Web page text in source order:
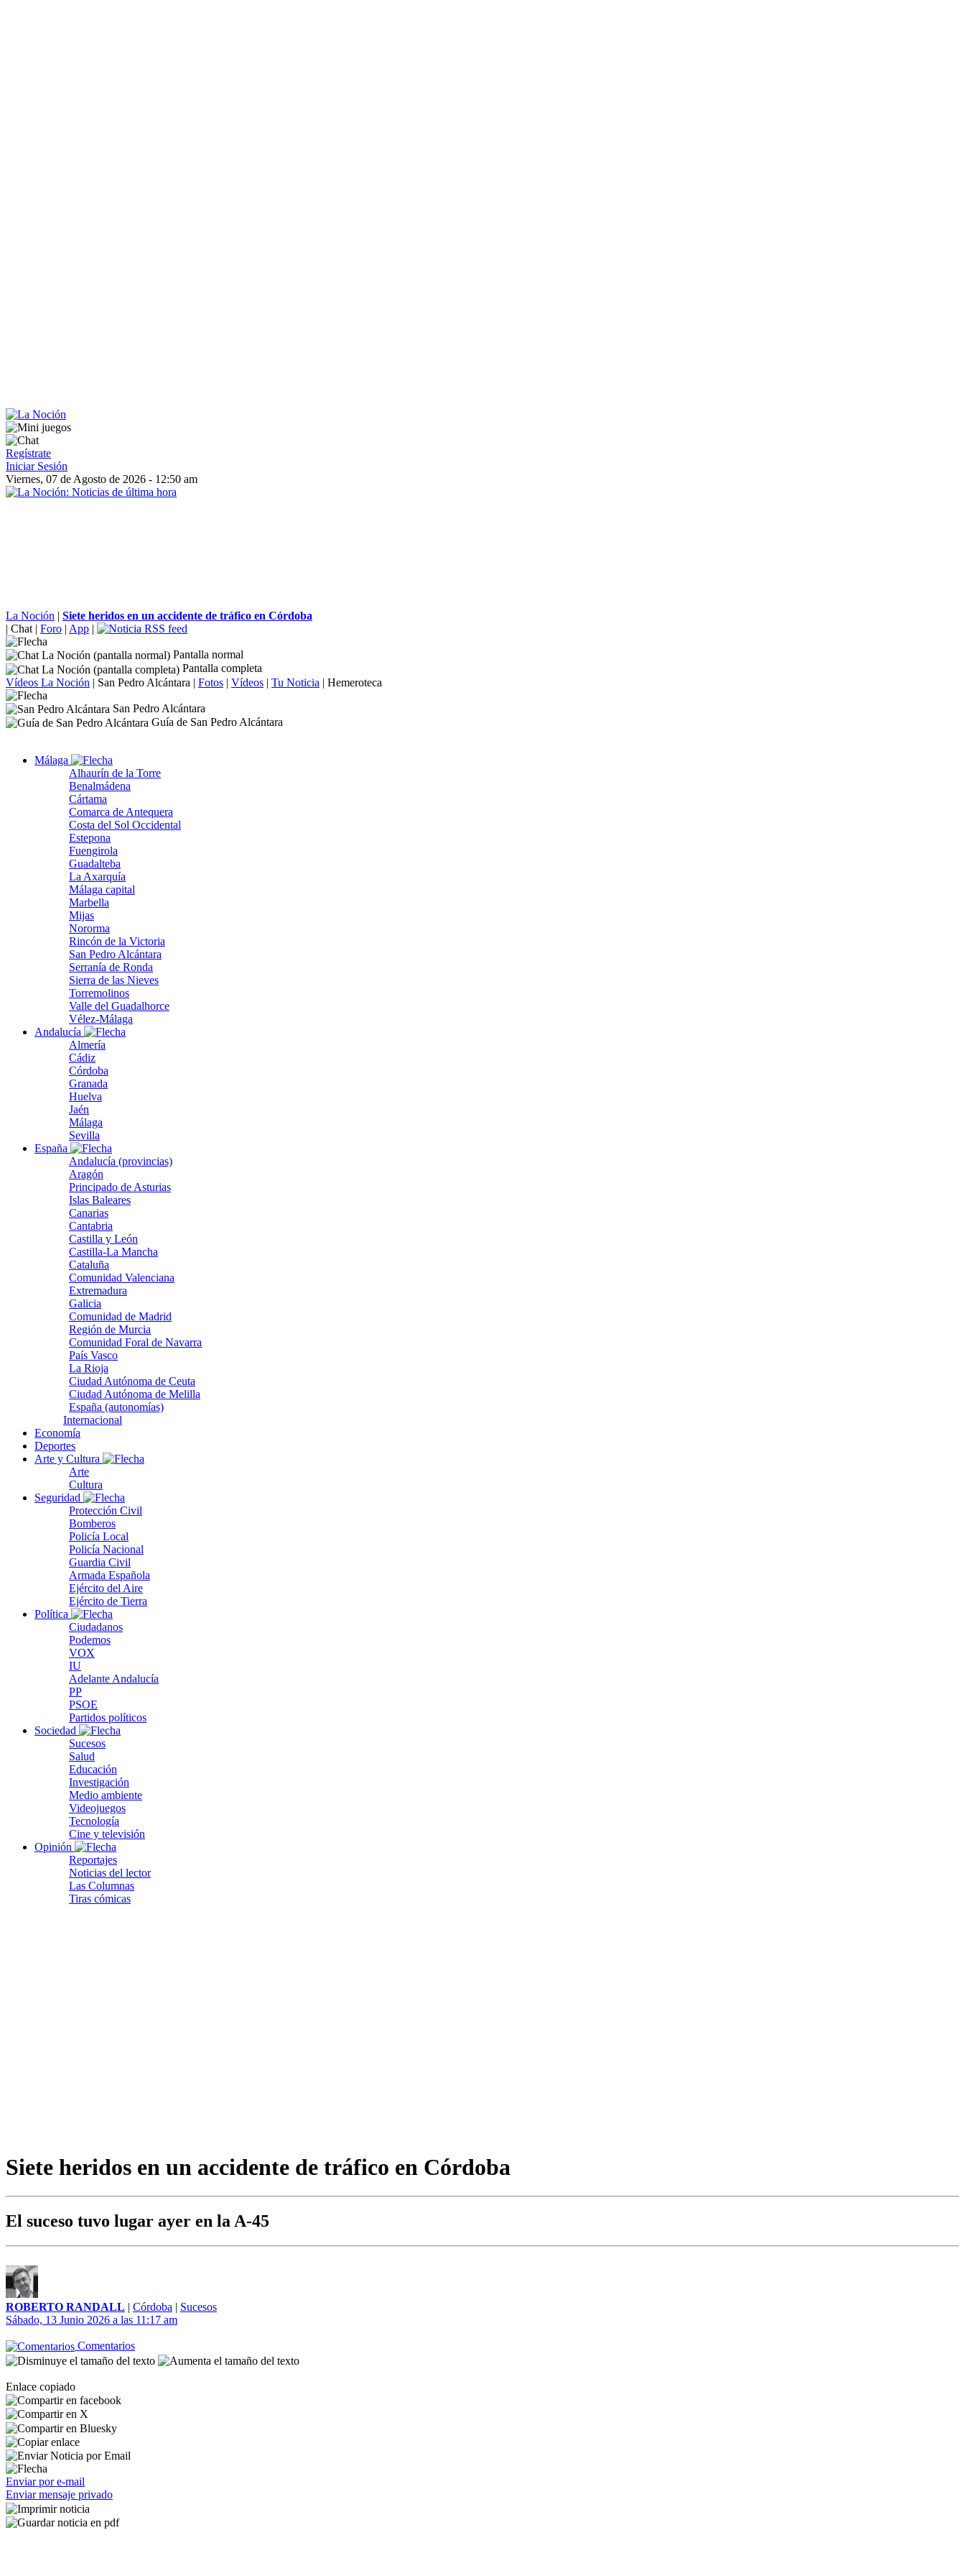
Regístrate
Iniciar Sesión
Viernes, 07 de Agosto de 2026 - 12:50 am
La Noción | Siete heridos en un accidente de tráfico en Córdoba
| Chat | Foro | App |
Pantalla normal
Pantalla completa
Vídeos La Noción | San Pedro Alcántara | Fotos | Vídeos | Tu Noticia | Hemeroteca
San Pedro Alcántara
Guía de San Pedro Alcántara
Málaga
Alhaurín de la Torre
Benalmádena
Cártama
Comarca de Antequera
Costa del Sol Occidental
Estepona
Fuengirola
Guadalteba
La Axarquía
Málaga capital
Marbella
Mijas
Nororma
Rincón de la Victoria
San Pedro Alcántara
Serranía de Ronda
Sierra de las Nieves
Torremolinos
Valle del Guadalhorce
Vélez-Málaga
Andalucía
Almería
Cádiz
Córdoba
Granada
Huelva
Jaén
Málaga
Sevilla
España
Andalucía (provincias)
Aragón
Principado de Asturias
Islas Baleares
Canarias
Cantabria
Castilla y León
Castilla-La Mancha
Cataluña
Comunidad Valenciana
Extremadura
Galicia
Comunidad de Madrid
Región de Murcia
Comunidad Foral de Navarra
País Vasco
La Rioja
Ciudad Autónoma de Ceuta
Ciudad Autónoma de Melilla
España (autonomías)
Internacional
Economía
Deportes
Arte y Cultura
Arte
Cultura
Seguridad
Protección Civil
Bomberos
Policía Local
Policía Nacional
Guardia Civil
Armada Española
Ejército del Aire
Ejército de Tierra
Política
Ciudadanos
Podemos
VOX
IU
Adelante Andalucía
PP
PSOE
Partidos políticos
Sociedad
Sucesos
Salud
Educación
Investigación
Medio ambiente
Videojuegos
Tecnología
Cine y televisión
Opinión
Reportajes
Noticias del lector
Las Columnas
Tiras cómicas
Siete heridos en un accidente de tráfico en Córdoba
El suceso tuvo lugar ayer en la A-45
ROBERTO RANDALL | Córdoba | Sucesos
Sábado, 13 Junio 2026 a las 11:17 am
Comentarios
Enlace copiado
Enviar por e-mail
Enviar mensaje privado